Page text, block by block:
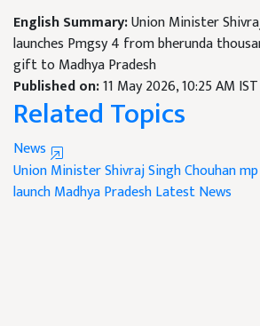
English Summary:Union Minister
launches Pmgsy 4 from bherunda
gift to Madhya Pradesh
Published on:11 May 2026, 10:25 AM IST
Related Topics
News
Union Minister Shivraj Singh Chouhan
launchMadhya PradeshLatest News